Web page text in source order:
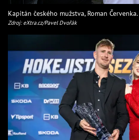
Kapitán českého mužstva, Roman Červenka.
Zdroj: eXtra.cz/Pavel Dvořák